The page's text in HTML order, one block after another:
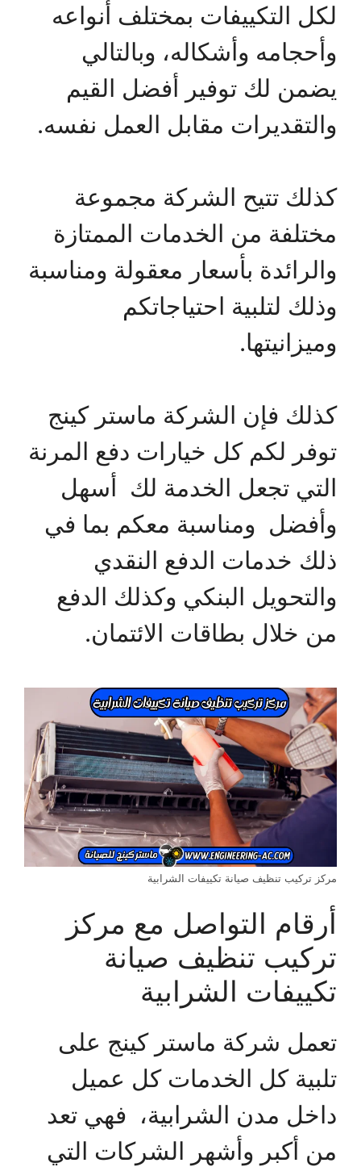
لكل التكييفات بمختلف أنواعه
وأحجامه وأشكاله، وبالتالي
يضمن لك توفير أفضل القيم
والتقديرات مقابل العمل نفسه.
كذلك تتيح الشركة مجموعة
مختلفة من الخدمات الممتازة
والرائدة بأسعار معقولة ومناسبة
وذلك لتلبية احتياجاتكم
وميزانيتها.
كذلك فإن الشركة ماستر كينج
توفر لكم كل خيارات دفع المرنة
التي تجعل الخدمة لك أسهل
وأفضل ومناسبة معكم بما في
ذلك خدمات الدفع النقدي
والتحويل البنكي وكذلك الدفع
من خلال بطاقات الائتمان.
مركز تركيب تنظيف صيانة تكييفات الشرابية
أرقام التواصل مع مركز
تركيب تنظيف صيانة
تكييفات الشرابية
تعمل شركة ماستر كينج على
تلبية كل الخدمات كل عميل
داخل مدن الشرابية، فهي تعد
من أكبر وأشهر الشركات التي